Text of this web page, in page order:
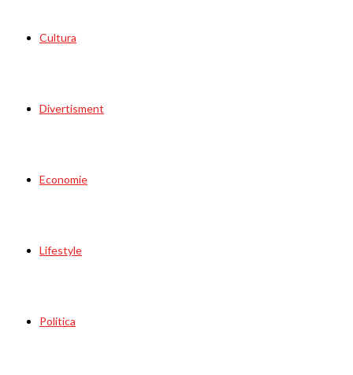
Cultura
Divertisment
Economie
Lifestyle
Politica